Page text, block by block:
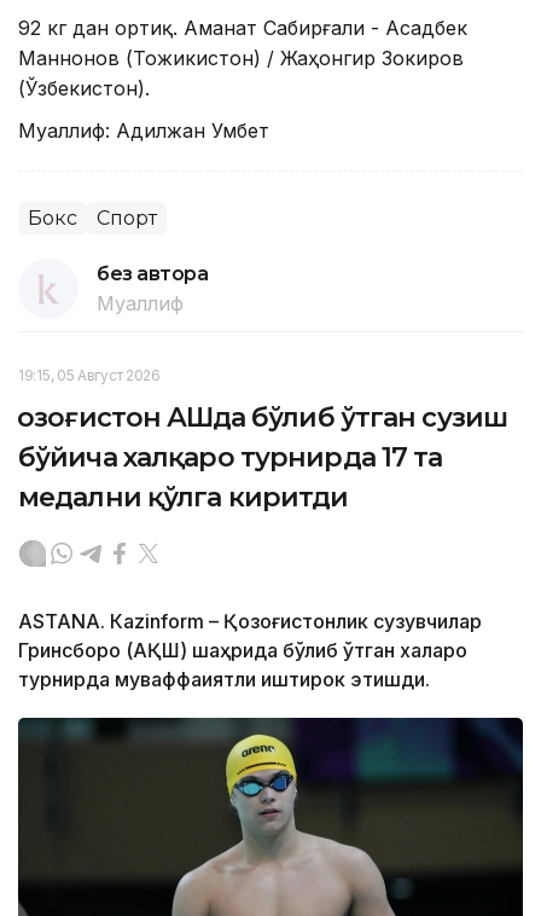
92 кг дан ортиқ. Аманат Сабирғали - Асадбек
Маннонов (Тожикистон) / Жаҳонгир Зокиров
(Ўзбекистон).
Муаллиф: Адилжан Умбет
Бокс Спорт
без автора
Муаллиф
19:15, 05 Август 2026
Қозоғистон АҚШда бўлиб ўтган сузиш
бўйича халқаро турнирда 17 та
медални қўлга киритди
ASTANА. Кazinform – Қозоғистонлик сузувчилар
Гринсборо (АҚШ) шаҳрида бўлиб ўтган халқаро
турнирда муваффақиятли иштирок этишди.